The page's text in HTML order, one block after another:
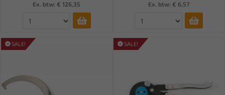
Ex. btw: € 126,35
Ex. btw: € 6,57
SALE! SALE!